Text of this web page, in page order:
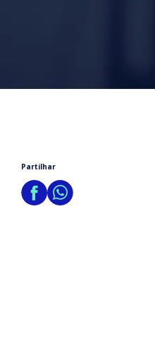
Partilhar